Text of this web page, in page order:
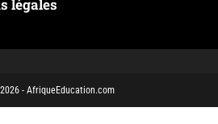
légales
- AfriqueEducation.com